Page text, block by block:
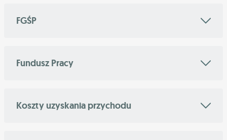
FGŚP
Fundusz Pracy
Koszty uzyskania przychodu